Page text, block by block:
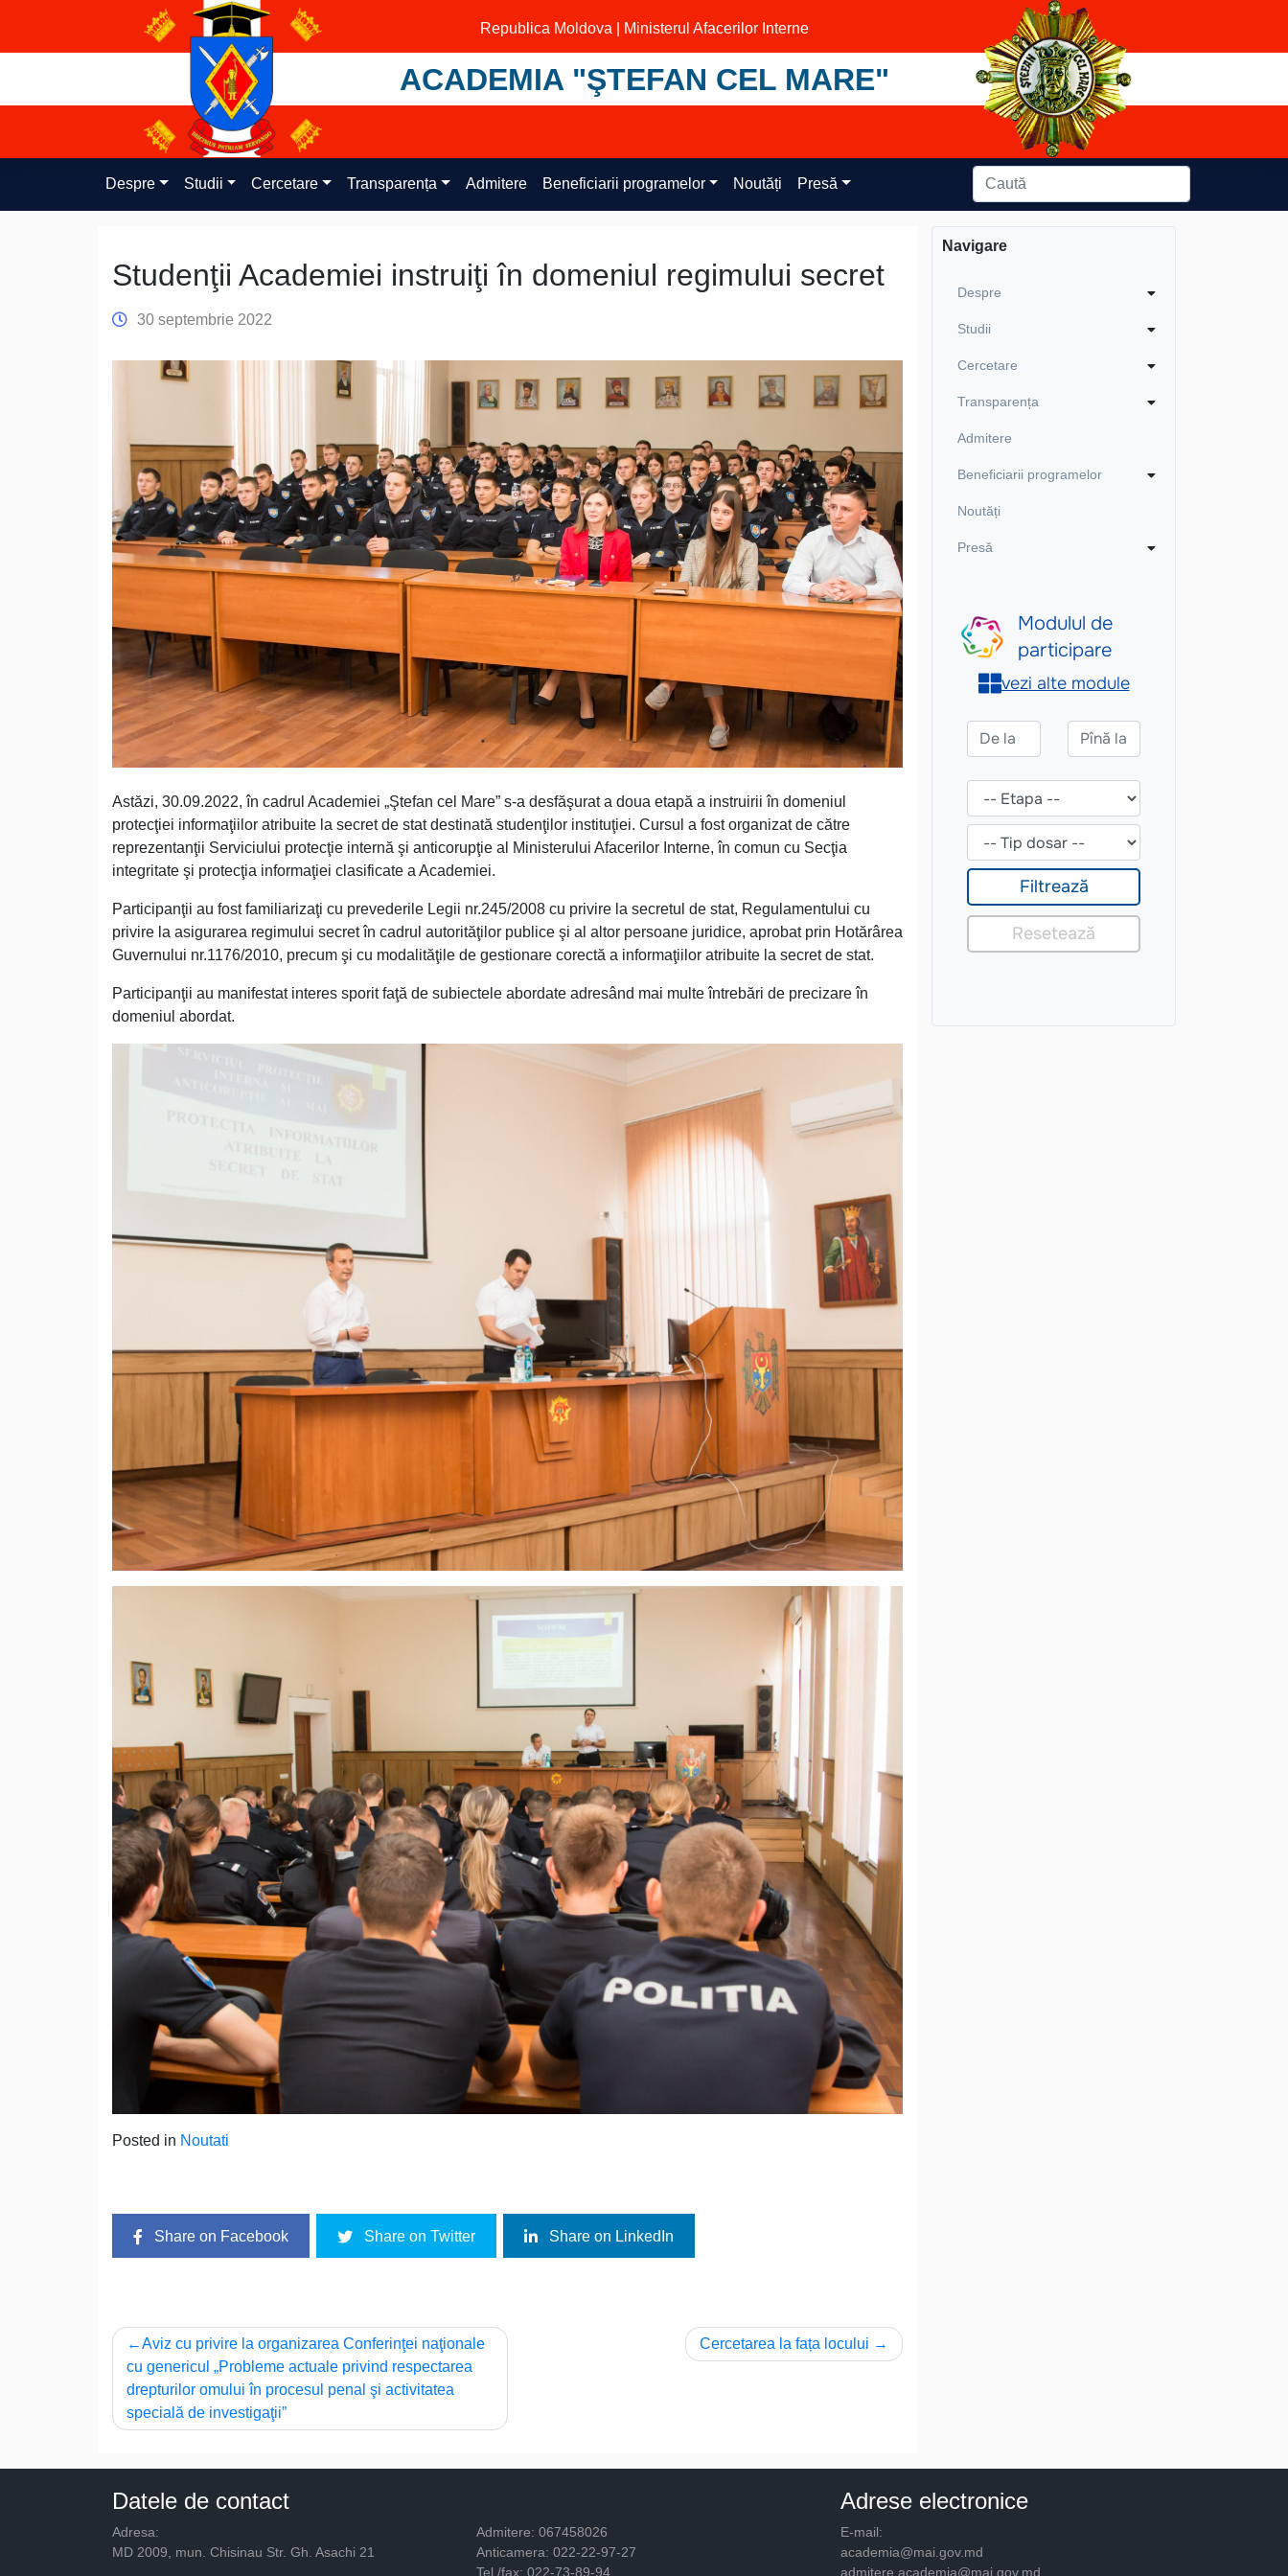
content
Republica Moldova | Ministerul Afacerilor Interne
ACADEMIA "ŞTEFAN CEL MARE"
Despre Studii Cercetare Transparența Admitere Beneficiarii programelor Noutăți Presă
Studenţii Academiei instruiţi în domeniul regimului secret
30 septembrie 2022
Astăzi, 30.09.2022, în cadrul Academiei „Ştefan cel Mare” s-a desfăşurat a doua etapă a instruirii în domeniul
protecţiei informaţiilor atribuite la secret de stat destinată studenţilor instituţiei. Cursul a fost organizat de către
reprezentanţii Serviciului protecţie internă şi anticorupţie al Ministerului Afacerilor Interne, în comun cu Secţia
integritate şi protecţia informaţiei clasificate a Academiei.
Participanţii au fost familiarizaţi cu prevederile Legii nr.245/2008 cu privire la secretul de stat, Regulamentului cu
privire la asigurarea regimului secret în cadrul autorităţilor publice şi al altor persoane juridice, aprobat prin Hotărârea
Guvernului nr.1176/2010, precum şi cu modalităţile de gestionare corectă a informaţiilor atribuite la secret de stat.
Participanţii au manifestat interes sporit faţă de subiectele abordate adresând mai multe întrebări de precizare în
domeniul abordat.
Posted in Noutati
Share on Facebook Share on Twitter Share on LinkedIn
Navigare
în
articole
Aviz cu privire la organizarea Conferinţei naţionale
cu genericul „Probleme actuale privind respectarea
drepturilor omului în procesul penal şi activitatea
specială de investigaţii”
Cercetarea la fața locului
Navigare
Despre
Studii
Cercetare
Transparența
Admitere
Beneficiarii programelor
Noutăți
Presă
Datele de contact
Adresa:
MD 2009, mun. Chisinau Str. Gh. Asachi 21
Admitere: 067458026
Anticamera: 022-22-97-27
Tel./fax: 022-73-89-94
Adrese electronice
E-mail:
academia@mai.gov.md
admitere.academia@mai.gov.md